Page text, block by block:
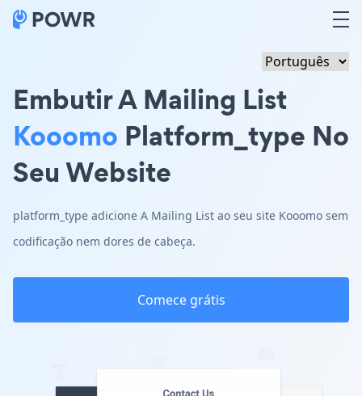
Embutir A Mailing List
Kooomo Platform_type No
Seu Website
platform_type adicione A Mailing List ao seu site Kooomo sem
codificação nem dores de cabeça.
Comece grátis